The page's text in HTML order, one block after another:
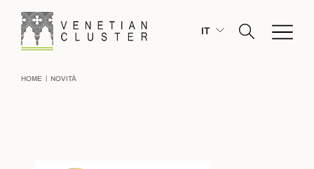
IT
HOME | NOVITÀ